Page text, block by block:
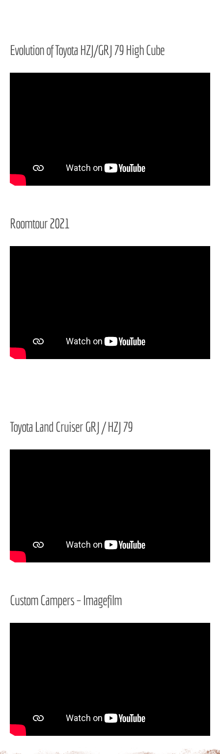
Evolution of Toyota HZJ/GRJ 79 High Cube
Roomtour 2021
Toyota Land Cruiser GRJ / HZJ 79
Custom Campers – Imagefilm